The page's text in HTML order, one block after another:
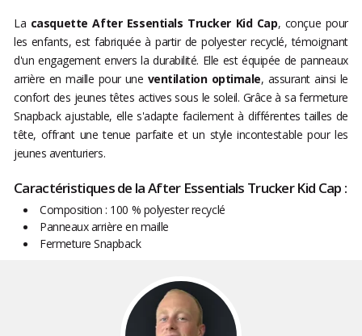
La casquette After Essentials Trucker Kid Cap, conçue pour
les enfants, est fabriquée à partir de polyester recyclé, témoignant
d'un engagement envers la durabilité. Elle est équipée de panneaux
arrière en maille pour une ventilation optimale, assurant ainsi le
confort des jeunes têtes actives sous le soleil. Grâce à sa fermeture
Snapback ajustable, elle s'adapte facilement à différentes tailles de
tête, offrant une tenue parfaite et un style incontestable pour les
jeunes aventuriers.
Caractéristiques de la After Essentials Trucker Kid Cap :
Composition : 100 % polyester recyclé
Panneaux arrière en maille
Fermeture Snapback